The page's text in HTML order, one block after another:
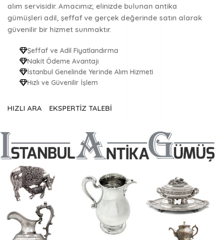
alım servisidir. Amacımız; elinizde bulunan antika
gümüşleri adil, şeffaf ve gerçek değerinde satın alarak
güvenilir bir hizmet sunmaktır.
Şeffaf ve Adil Fiyatlandırma
Nakit Ödeme Avantajı
İstanbul Genelinde Yerinde Alım Hizmeti
Hızlı ve Güvenilir İşlem
HIZLI ARA EKSPERTİZ TALEBİ